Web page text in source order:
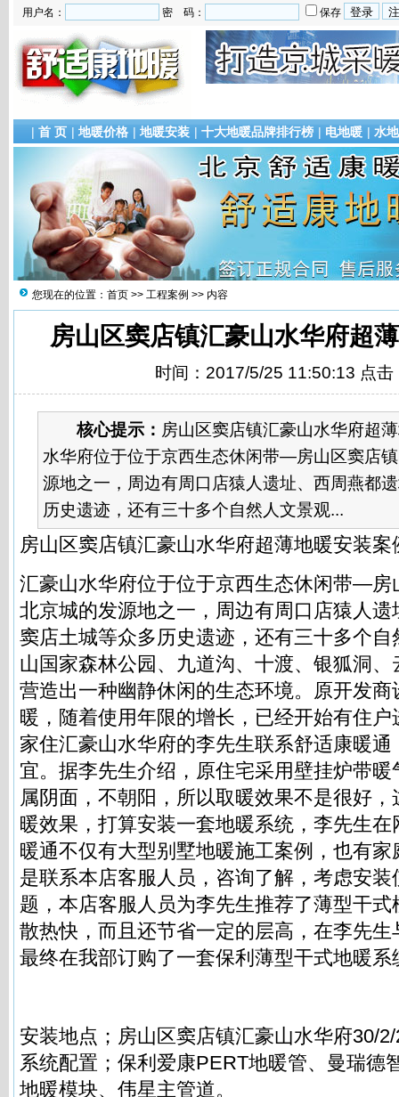
用户名： 密 码： 保存
| 首 页 | 地暖价格 | 地暖安装 | 十大地暖品牌排行榜 | 电地暖 | 水
您现在的位置： 首页 >> 工程案例 >> 内容
房山区窦店镇汇豪山水华府超
时间：2017/5/25 11:50:13 点击
核心提示： 房山区窦店镇汇豪山水华府超
水华府位于位于京西生态休闲带—房山区窦店
源地之一，周边有周口店猿人遗址、西周燕都
历史遗迹，还有三十多个自然人文景观...
房山区窦店镇汇豪山水华府超薄地暖安装案
汇豪山水华府位于位于京西生态休闲带—房
北京城的发源地之一，周边有周口店猿人
窦店土城等众多历史遗迹，还有三十多个
山国家森林公园、九道沟、十渡、银狐洞
营造出一种幽静休闲的生态环境。原开发
暖，随着使用年限的增长，已经开始有住
家住汇豪山水华府的李先生联系舒适康暖
宜。据李先生介绍，原住宅采用壁挂炉带
属阴面，不朝阳，所以取暖效果不是很好
暖效果，打算安装一套地暖系统，李先生
暖通不仅有大型别墅地暖施工案例，也有
是联系本店客服人员，咨询了解，考虑安
题，本店客服人员为李先生推荐了薄型干
散热快，而且还节省一定的层高，在李先
最终在我部订购了一套保利薄型干式地暖系
安装地点；房山区窦店镇汇豪山水华府30/
系统配置；保利爱康PERT地暖管、曼瑞德
地暖模块、伟星主管道。